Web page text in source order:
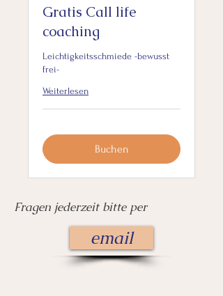
Gratis Call life
coaching
Leichtigkeitsschmiede -bewusst
frei-
Weiterlesen
Buchen
Fragen jederzeit bitte per
email